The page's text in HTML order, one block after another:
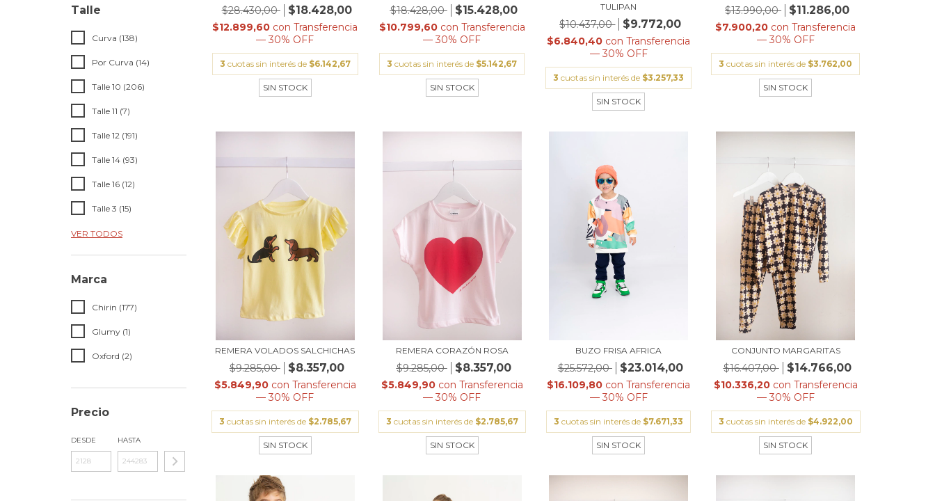
Talle
Curva (138)
Por Curva (14)
Talle 10 (206)
Talle 11 (7)
Talle 12 (191)
Talle 14 (93)
Talle 16 (12)
Talle 3 (15)
VER TODOS
Marca
Chirin (177)
Glumy (1)
Oxford (2)
Precio
DESDE HASTA
$28.430,00 $18.428,00
$12.899,60 con Transferencia
— 30% OFF
3 cuotas sin interés de $6.142,67
SIN STOCK
$18.428,00 $15.428,00
$10.799,60 con Transferencia
— 30% OFF
3 cuotas sin interés de $5.142,67
SIN STOCK
TULIPAN
$10.437,00 $9.772,00
$6.840,40 con Transferencia
— 30% OFF
3 cuotas sin interés de $3.257,33
SIN STOCK
$13.990,00 $11.286,00
$7.900,20 con Transferencia
— 30% OFF
3 cuotas sin interés de $3.762,00
SIN STOCK
REMERA VOLADOS SALCHICHAS
$9.285,00 $8.357,00
$5.849,90 con Transferencia
— 30% OFF
3 cuotas sin interés de $2.785,67
SIN STOCK
REMERA CORAZÓN ROSA
$9.285,00 $8.357,00
$5.849,90 con Transferencia
— 30% OFF
3 cuotas sin interés de $2.785,67
SIN STOCK
BUZO FRISA AFRICA
$25.572,00 $23.014,00
$16.109,80 con Transferencia
— 30% OFF
3 cuotas sin interés de $7.671,33
SIN STOCK
CONJUNTO MARGARITAS
$16.407,00 $14.766,00
$10.336,20 con Transferencia
— 30% OFF
3 cuotas sin interés de $4.922,00
SIN STOCK